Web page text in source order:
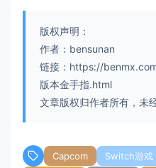
版权声明：
作者：bensunan
链接：https://
版本金手指.html
文章版权归作者所有，未
Capcom Switch游戏